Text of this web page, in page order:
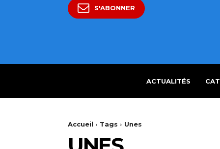
S'ABONNER
ACTUALITÉS
Accueil Tags Unes